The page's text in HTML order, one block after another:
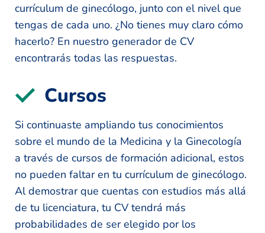
currículum de ginecólogo, junto con el nivel que
tengas de cada uno. ¿No tienes muy claro cómo
hacerlo? En nuestro generador de CV
encontrarás todas las respuestas.
Cursos
Si continuaste ampliando tus conocimientos
sobre el mundo de la Medicina y la Ginecología
a través de cursos de formación adicional, estos
no pueden faltar en tu currículum de ginecólogo.
Al demostrar que cuentas con estudios más allá
de tu licenciatura, tu CV tendrá más
probabilidades de ser elegido por los